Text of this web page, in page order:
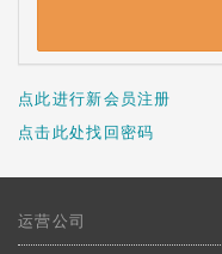
点此进行新会员注册
点击此处找回密码
运营公司